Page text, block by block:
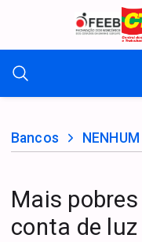
Bancos
Mais
conta de luz